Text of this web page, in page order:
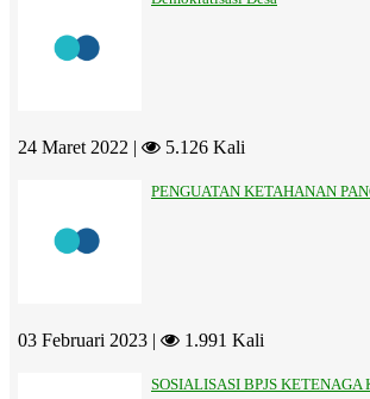
24 Maret 2022 | 5.126 Kali
PENGUATAN KETAHANAN
03 Februari 2023 | 1.991 Kali
SOSIALISASI BPJS KETENAGA